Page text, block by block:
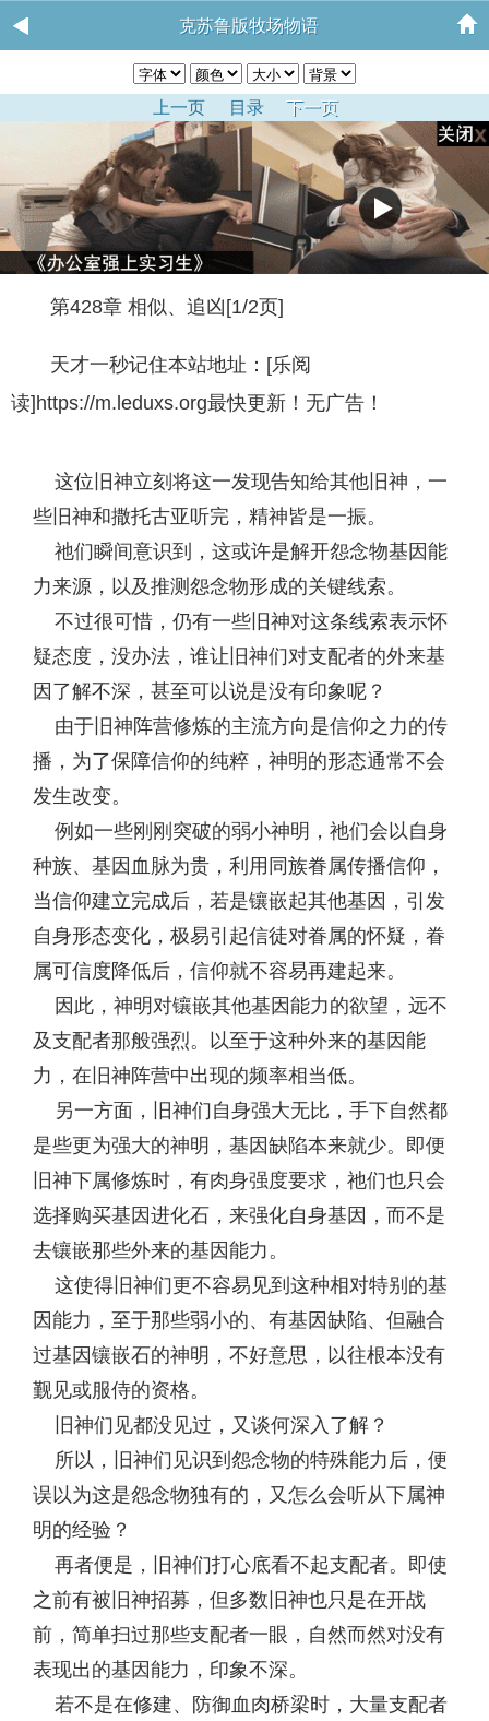
克苏鲁版牧场物语
上一页 目录 下一页
第428章 相似、追凶[1/2页]
天才一秒记住本站地址：[乐阅
读]https://m.leduxs.org最快更新！无广告！
这位旧神立刻将这一发现告知给其他旧神，一
些旧神和撒托古亚听完，精神皆是一振。
祂们瞬间意识到，这或许是解开怨念物基因能
力来源，以及推测怨念物形成的关键线索。
不过很可惜，仍有一些旧神对这条线索表示怀
疑态度，没办法，谁让旧神们对支配者的外来基
因了解不深，甚至可以说是没有印象呢？
由于旧神阵营修炼的主流方向是信仰之力的传
播，为了保障信仰的纯粹，神明的形态通常不会
发生改变。
例如一些刚刚突破的弱小神明，祂们会以自身
种族、基因血脉为贵，利用同族眷属传播信仰，
当信仰建立完成后，若是镶嵌起其他基因，引发
自身形态变化，极易引起信徒对眷属的怀疑，眷
属可信度降低后，信仰就不容易再建起来。
因此，神明对镶嵌其他基因能力的欲望，远不
及支配者那般强烈。以至于这种外来的基因能
力，在旧神阵营中出现的频率相当低。
另一方面，旧神们自身强大无比，手下自然都
是些更为强大的神明，基因缺陷本来就少。即便
旧神下属修炼时，有肉身强度要求，祂们也只会
选择购买基因进化石，来强化自身基因，而不是
去镶嵌那些外来的基因能力。
这使得旧神们更不容易见到这种相对特别的基
因能力，至于那些弱小的、有基因缺陷、但融合
过基因镶嵌石的神明，不好意思，以往根本没有
觐见或服侍的资格。
旧神们见都没见过，又谈何深入了解？
所以，旧神们见识到怨念物的特殊能力后，便
误以为这是怨念物独有的，又怎么会听从下属神
明的经验？
再者便是，旧神们打心底看不起支配者。即使
之前有被旧神招募，但多数旧神也只是在开战
前，简单扫过那些支配者一眼，自然而然对没有
表现出的基因能力，印象不深。
若不是在修建、防御血肉桥梁时，大量支配者